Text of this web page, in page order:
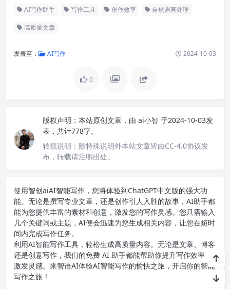
AI写作助手 写作工具 创作效率 自然语言处理
高质量文章
发表至： AI写作 2024-10-03
0
版权声明： 本站原创文章，由 ai小智 于2024-10-03发
表，共计778字。
转载说明： 除特殊说明外本站文章皆由CC-4.0协议发
布，转载请注明出处。
使用智创aiAI智能写作 ，您将体验到ChatGPT中文版的强大功
能。无论是撰写专业文章，还是创作引人入胜的故事，AI助手都
能为您提供丰富的素材和创意，激发您的写作灵感。您只需输入
几个关键词或主题，AI便会迅速为您生成相关内容，让您在短时
间内完成写作任务。
利用AI智能写作工具，轻松生成高质量内容。无论是文章、博客
还是创意写作，我们的免费 AI 助手都能帮助你提升写作效率，
激发灵感。来智语AI体验AI智能写作的愉快之旅，开启你的智能
写作之旅！